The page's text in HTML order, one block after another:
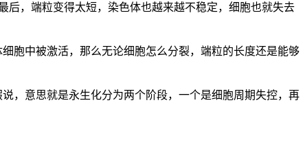
，端粒变得太短，染色体也越来越不稳定，细胞也就失去
胞中被激活，那么无论细胞怎么分裂，端粒的长度还是能够
，意思就是永生化分为两个阶段，一个是细胞周期失控，再